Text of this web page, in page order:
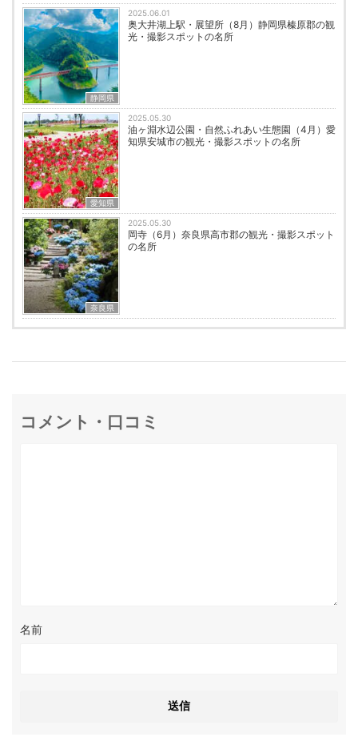
静岡県
2025.06.01
奥大井湖上駅・展望所（8月）静岡県榛原郡の観
光・撮影スポットの名所
愛知県
2025.05.30
油ヶ淵水辺公園・自然ふれあい生態園（4月）愛
知県安城市の観光・撮影スポットの名所
奈良県
2025.05.30
岡寺（6月）奈良県高市郡の観光・撮影スポット
の名所
コメント・口コミ
名前